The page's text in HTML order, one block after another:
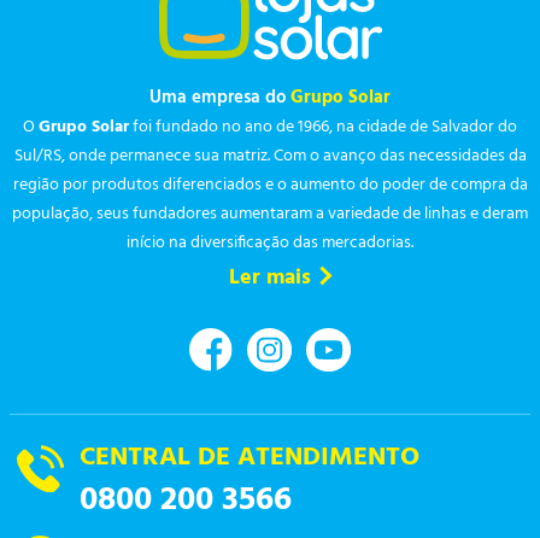
Uma empresa doGrupo Solar
OGrupo Solarfoi fundado no ano de 1966, na cidade de Salvador do
Sul/RS, onde permanece sua matriz. Com o avanço das necessidades da
região por produtos diferenciados e o aumento do poder de compra da
população, seus fundadores aumentaram a variedade de linhas e deram
início na diversificação das mercadorias.
Ler mais
CENTRAL DE ATENDIMENTO
0800 200 3566